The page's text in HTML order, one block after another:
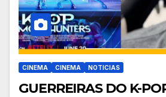
CINEMA CINEMA NOTICIAS
GUERREIRAS DO K-